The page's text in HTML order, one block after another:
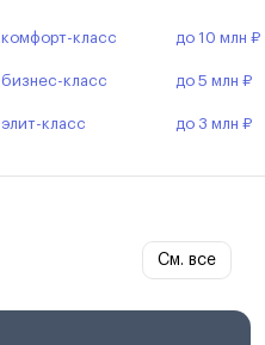
комфорт-класс
бизнес-класс
элит-класс
до 10 млн ₽
до 5 млн ₽
до 3 млн ₽
См. все